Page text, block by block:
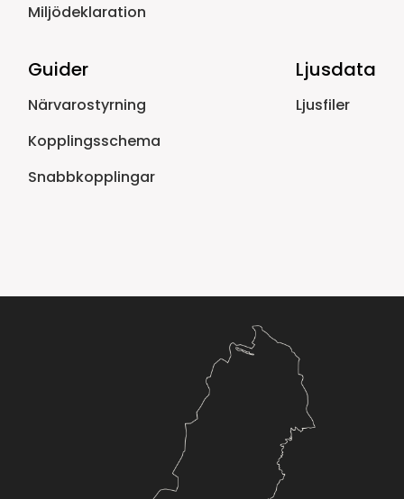
Miljödeklaration
Guider
Närvarostyrning
Kopplingsschema
Snabbkopplingar
Ljusdata
Ljusfiler